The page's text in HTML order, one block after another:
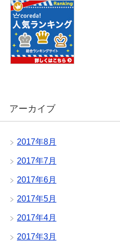
アーカイブ
2017年8月
2017年7月
2017年6月
2017年5月
2017年4月
2017年3月